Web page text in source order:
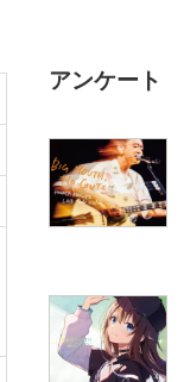
アンケート